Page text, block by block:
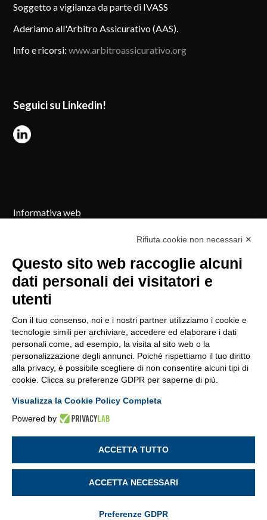
Soggetto a vigilanza da parte di IVASS
Aderiamo all'Arbitro Assicurativo (AAS).
Info e ricorsi:www.arbitroassicurativo.org
Seguici su Linkedin!
Informativa web
Reclami
Registro RUI
Procedura di policy
Modifica preferenze GDPR
Agente Generale: Claudio Creatura - iscrizione al RUI sezione
A n° 124109 in data 12/03/2007
Agente Generale Manuela Ferranti - Iscrizione al RUI sezione
A n° A000188993 in data 01/12/2023
Rifiuta cookie non necessari ✕
Questo sito web raccoglie alcuni
dati personali dei visitatori e
utenti
Con il tuo consenso, noi e i nostri partner utilizziamo i cookie e
tecnologie simili per archiviare, accedere ed elaborare i dati
personali come, ad esempio, la visita al sito web o la
personalizzazione degli annunci. Poiché rispettiamo il tuo diritto
alla privacy, è possibile scegliere di non consentire alcuni tipi di
cookie. Clicca su preferenze GDPR per saperne di più.
Visualizza la Cookie Policy Completa
Powered by
ACCETTA TUTTO
ACCETTA NECESSARI
Preferenze GDPR